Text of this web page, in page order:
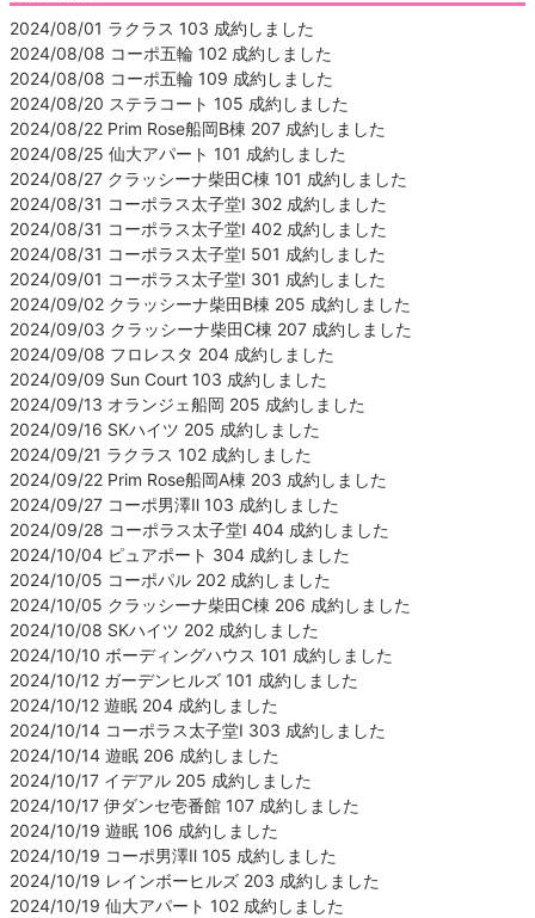
2024/08/01 ラクラス 103 成約しました
2024/08/08 コーポ五輪 102 成約しました
2024/08/08 コーポ五輪 109 成約しました
2024/08/20 ステラコート 105 成約しました
2024/08/22 Prim Rose船岡B棟 207 成約しました
2024/08/25 仙大アパート 101 成約しました
2024/08/27 クラッシーナ柴田C棟 101 成約しました
2024/08/31 コーポラス太子堂Ⅰ 302 成約しました
2024/08/31 コーポラス太子堂Ⅰ 402 成約しました
2024/08/31 コーポラス太子堂Ⅰ 501 成約しました
2024/09/01 コーポラス太子堂Ⅰ 301 成約しました
2024/09/02 クラッシーナ柴田B棟 205 成約しました
2024/09/03 クラッシーナ柴田C棟 207 成約しました
2024/09/08 フロレスタ 204 成約しました
2024/09/09 Sun Court 103 成約しました
2024/09/13 オランジェ船岡 205 成約しました
2024/09/16 SKハイツ 205 成約しました
2024/09/21 ラクラス 102 成約しました
2024/09/22 Prim Rose船岡A棟 203 成約しました
2024/09/27 コーポ男澤Ⅱ 103 成約しました
2024/09/28 コーポラス太子堂Ⅰ 404 成約しました
2024/10/04 ピュアポート 304 成約しました
2024/10/05 コーポパル 202 成約しました
2024/10/05 クラッシーナ柴田C棟 206 成約しました
2024/10/08 SKハイツ 202 成約しました
2024/10/10 ボーディングハウス 101 成約しました
2024/10/12 ガーデンヒルズ 101 成約しました
2024/10/12 遊眠 204 成約しました
2024/10/14 コーポラス太子堂Ⅰ 303 成約しました
2024/10/14 遊眠 206 成約しました
2024/10/17 イデアル 205 成約しました
2024/10/17 伊ダンセ壱番館 107 成約しました
2024/10/19 遊眠 106 成約しました
2024/10/19 コーポ男澤Ⅱ 105 成約しました
2024/10/19 レインボーヒルズ 203 成約しました
2024/10/19 仙大アパート 102 成約しました